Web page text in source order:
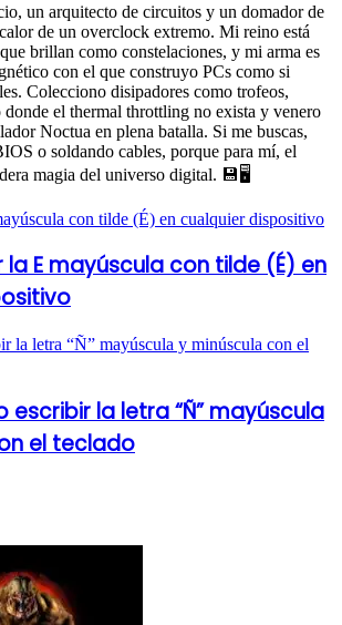
un arquitecto de circuitos y un domador de
de un overclock extremo. Mi reino está
brillan como constelaciones, y mi arma es
con el que construyo PCs como si
Colecciono disipadores como trofeos,
donde el thermal throttling no exista y venero
Noctua en plena batalla. Si me buscas,
o soldando cables, porque para mí, el
magia del universo digital. 💾🖥️
con tilde (É) en cualquier dispositivo
E mayúscula con tilde (É) en
la letra “Ñ” mayúscula y minúscula con el
escribir la letra “Ñ” mayúscula
el teclado